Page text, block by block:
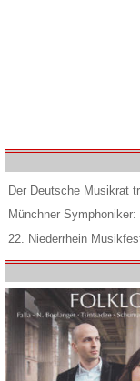
Der Deutsche Musikrat
Münchner
22. Niederrhein